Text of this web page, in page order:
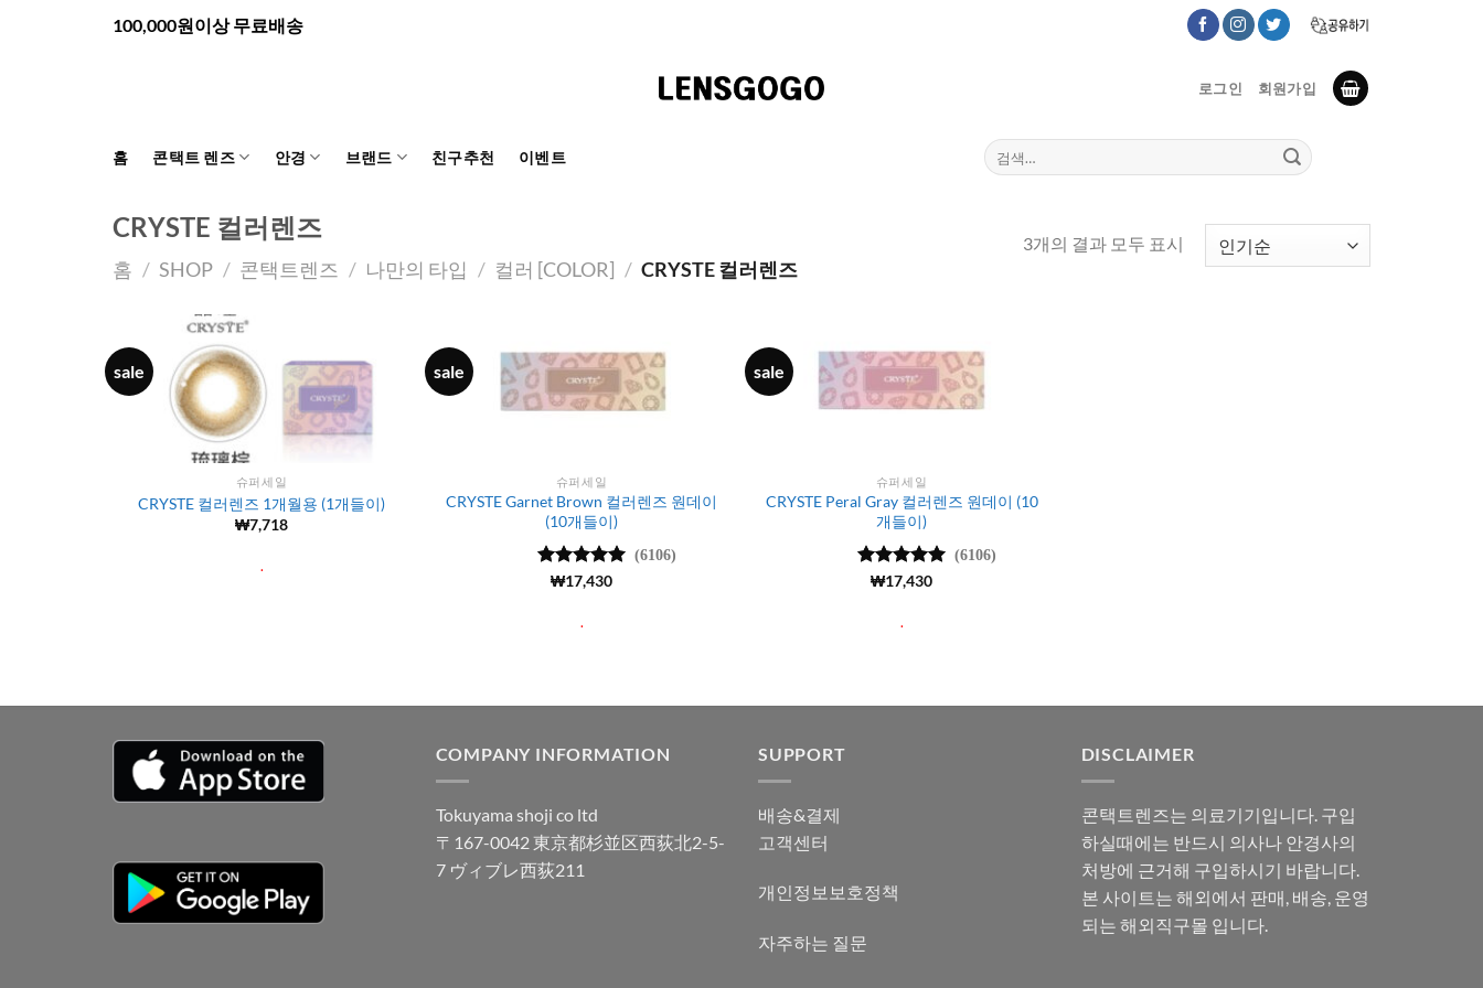
100,000원이상 무료배송
로그인 회원가입
홈 콘택트 렌즈 안경 브랜드 친구추천 이벤트
검
색:
CRYSTE 컬러렌즈
홈 / SHOP / 콘택트렌즈 / 나만의 타입 / 컬러 [COLOR] / CRYSTE 컬러렌즈
3개의 결과 모두 표시
sale
슈퍼세일
CRYSTE 컬러렌즈 1개월용 (1개들이)
₩7,718
.
sale
슈퍼세일
CRYSTE Garnet Brown 컬러렌즈 원데이
(10개들이)
5 중에서
(6106)
₩17,430
.
sale
슈퍼세일
CRYSTE Peral Gray 컬러렌즈 원데이 (10
개들이)
5 중에서
(6106)
₩17,430
.
COMPANY INFORMATION
Tokuyama shoji co ltd
〒167-0042 東京都杉並区西荻北2-5-
7 ヴィブレ西荻211
SUPPORT
배송&결제
고객센터
개인정보보호정책
자주하는 질문
DISCLAIMER
콘택트렌즈는 의료기기입니다. 구입
하실때에는 반드시 의사나 안경사의
처방에 근거해 구입하시기 바랍니다.
본 사이트는 해외에서 판매, 배송, 운영
되는 해외직구몰 입니다.